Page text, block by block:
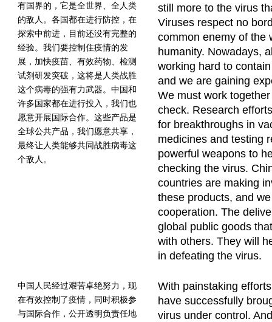
有国界的，它是全世界、全人类
的敌人。各国都在进行防控，在
探索中前进，目前还没有完整的
经验。我们要控制住疫情的发
展，加快疫苗、有效药物、检测
试剂研发突破，这将是人类战胜
这个病毒的强有力武器。中国和
许多国家都在进行投入，我们也
愿意开展国际合作。这些产品是
全球公共产品，我们愿意共享，
最终让人类能够共同战胜病毒这
个敌人。
still more to the virus
Viruses respect no
common enemy of the
humanity. Nowadays,
working hard to
and we are gaining
We must work
check. Research
for breakthroughs in
medicines and testing
powerful weapons to
checking the virus.
countries are making
these products, and
cooperation. The
global public goods
with others. They will
in defeating the virus.
中国人民经过艰苦卓绝努力，现
在有效控制了疫情，同时积极参
与国际合作，公开透明负责任地
With painstaking
have successfully
virus under control.